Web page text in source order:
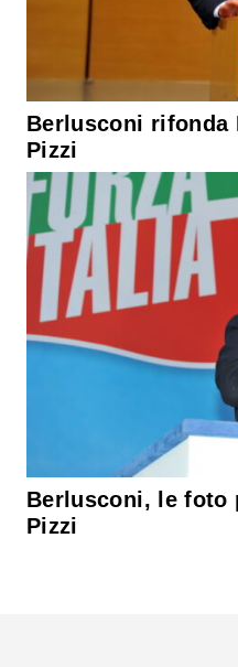
Berlusconi rifonda
Pizzi
Berlusconi, le foto
Pizzi